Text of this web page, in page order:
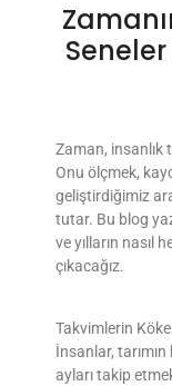
Zaman, insanlık
Onu ölçmek,
geliştirdiğimiz
tutar. Bu blog
ve yılların nasıl
çıkacağız.
Takvimlerin
İnsanlar,
ayları takip